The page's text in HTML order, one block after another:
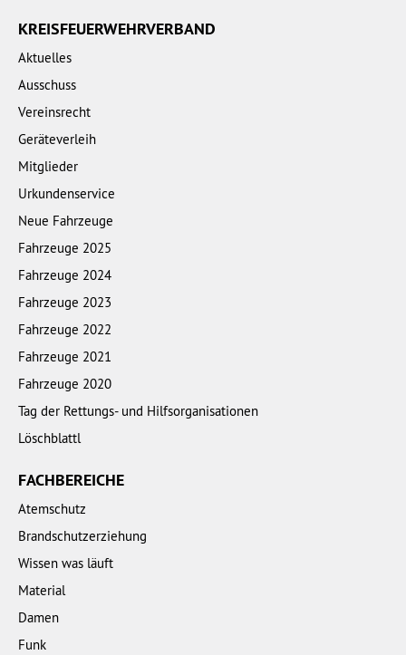
KREISFEUERWEHRVERBAND
Aktuelles
Ausschuss
Vereinsrecht
Geräteverleih
Mitglieder
Urkundenservice
Neue Fahrzeuge
Fahrzeuge 2025
Fahrzeuge 2024
Fahrzeuge 2023
Fahrzeuge 2022
Fahrzeuge 2021
Fahrzeuge 2020
Tag der Rettungs- und Hilfsorganisationen
Löschblattl
FACHBEREICHE
Atemschutz
Brandschutzerziehung
Wissen was läuft
Material
Damen
Funk